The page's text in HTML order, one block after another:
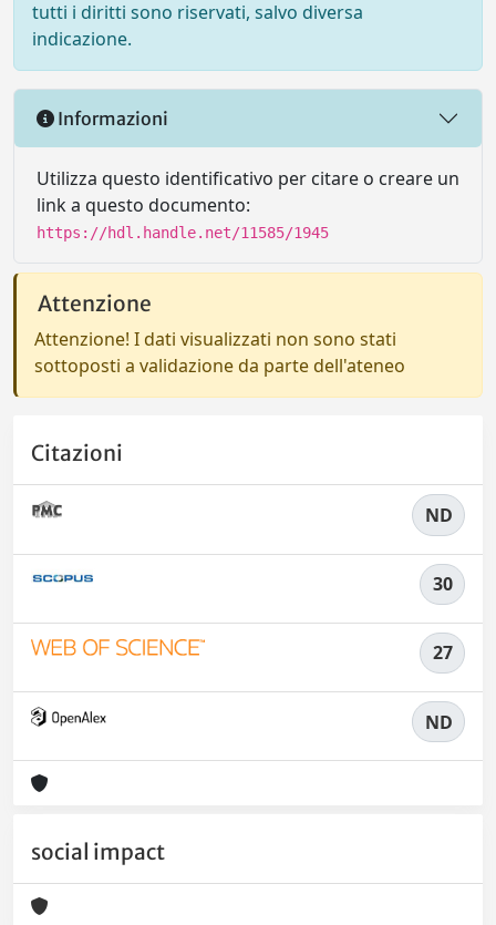
tutti i diritti sono riservati, salvo diversa
indicazione.
Informazioni
Utilizza questo identificativo per citare o creare un
link a questo documento:
https://hdl.handle.net/11585/1945
Attenzione
Attenzione! I dati visualizzati non sono stati
sottoposti a validazione da parte dell'ateneo
Citazioni
ND
30
27
ND
social impact